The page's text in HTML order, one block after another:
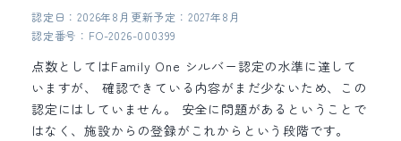
認定日：2026年8月 更新予定：2027年8月
認定番号：FO-2026-000399
点数としてはFamily One シルバー認定の水準に達して
いますが、 確認できている内容がまだ少ないため、この
認定にはしていません。 安全に問題があるということで
はなく、施設からの登録がこれからという段階です。